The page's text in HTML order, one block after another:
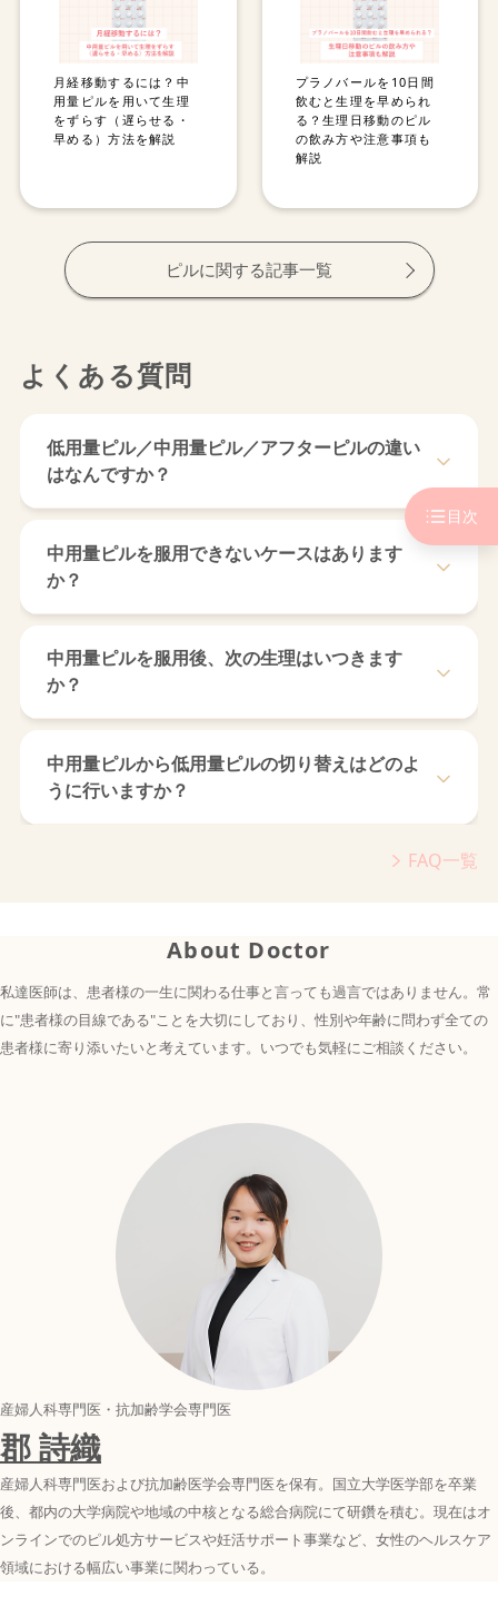
目次
月経移動するには？中
用量ピルを用いて生理
をずらす（遅らせる・
早める）方法を解説
プラノバールを10日間
飲むと生理を早められ
る？生理日移動のピル
の飲み方や注意事項も
解説
ピルに関する記事一覧
よくある質問
低用量ピル／中用量ピル／アフターピルの違い
はなんですか？
低用量、中用量の違いはホルモン含有量の違いです。アフ
ターピルとは性交後にのむもので、緊急避妊薬のことで
す。
■低用量ピル
療目的で使われる場合もありますが、本来は避妊目的で使
われています。低用量ピルのメリットは薬量を必要最小限
す。最近では、卵胞ホルモンの量をさらに少なくした超低
■中用量ピル
あります。現在、避妊目的では低用量ピルが主流となって
■アフターピル
敗したりした場合、性交後に服用することで妊娠の成立を
阻止します。性交から服用までの期間が短いほど避妊率が
高まるため、より早く服用することが重要です。
中用量ピルを服用できないケースはあります
か？
以下条件に当てはまる方にはリスクを考え、本サービスで
は処方を行っておりません
・低用量ピル・女性ホルモンでアレルギーが出たことがあ
・高血圧と診断された
・過去、妊娠中に「黄疸」「ヘルペス」「持続性掻痒症」
・現在、セントジョーンズワート＜セイヨウオトギリソウ
中用量ピルを服用後、次の生理はいつきます
か？
移動させた生理日から数えたいつもの周期で生理が来ると
言われています。
※個人差があります
中用量ピルから低用量ピルの切り替えはどのよ
うに行いますか？
ピルの内服を新しいシートの1錠目から開始してくださFAQ一覧
About Doctor
私達医師は、患者様の一生に関わる仕事と言っても過言ではありません。常
に"患者様の目線である"ことを大切にしており、性別や年齢に問わず全ての
患者様に寄り添いたいと考えています。いつでも気軽にご相談ください。
産婦人科専門医・抗加齢学会専門医
郡 詩織
産婦人科専門医および抗加齢医学会専門医を保有。国立大学医学部を卒業
後、都内の大学病院や地域の中核となる総合病院にて研鑽を積む。現在はオ
ンラインでのピル処方サービスや妊活サポート事業など、女性のヘルスケア
領域における幅広い事業に関わっている。